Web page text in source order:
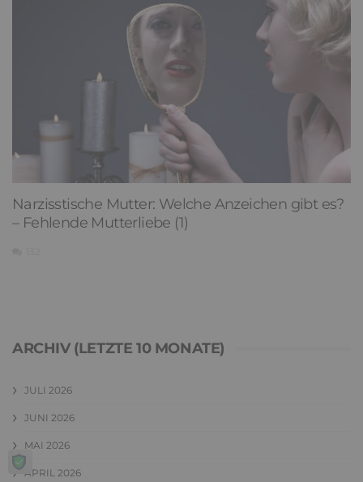
Narzisstische Mutter: Welche Anzeichen gibt es?
– Fehlende Mutterliebe (1)
ARCHIV (LETZTE 10 MONATE)
JULI 2026
JUNI 2026
MAI 2026
APRIL 2026